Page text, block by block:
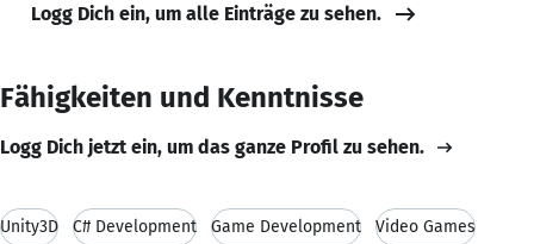
Logg Dich ein, um alle Einträge zu sehen.
Fähigkeiten und Kenntnisse
Logg Dich jetzt ein, um das ganze Profil zu sehen.
Unity3D C# Development Game Development Video Games